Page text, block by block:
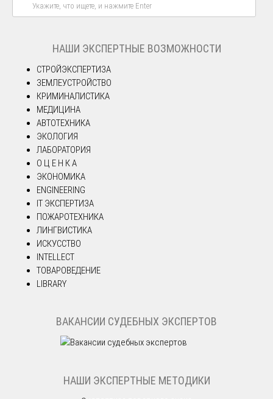
НАШИ ЭКСПЕРТНЫЕ ВОЗМОЖНОСТИ
СТРОЙЭКСПЕРТИЗА
ЗЕМЛЕУСТРОЙСТВО
КРИМИНАЛИСТИКА
МЕДИЦИНА
АВТОТЕХНИКА
ЭКОЛОГИЯ
ЛАБОРАТОРИЯ
О Ц Е Н К А
ЭКОНОМИКА
ENGINEERING
IT ЭКСПЕРТИЗА
ПОЖАРОТЕХНИКА
ЛИНГВИСТИКА
ИСКУССТВО
INTELLECT
ТОВАРОВЕДЕНИЕ
LIBRARY
ВАКАНСИИ СУДЕБНЫХ ЭКСПЕРТОВ
НАШИ ЭКСПЕРТНЫЕ МЕТОДИКИ